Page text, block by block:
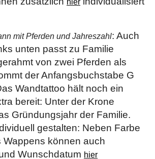
hier
mit Pferden und Jahreszahl: Auch
unten passt zu Familie
von zwei Pferden als
der Anfangsbuchstabe G
Wandtattoo hält noch ein
bereit: Unter der Krone
Gründungsjahr der Familie.
gestalten: Neben Farbe
Wappens können auch
Wunschdatum hier